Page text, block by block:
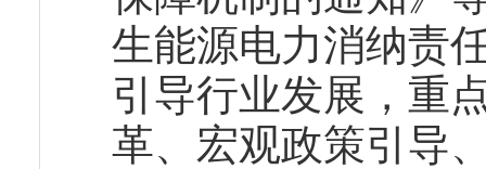
生能源电力消纳责
引导行业发展，重
革、宏观政策引导